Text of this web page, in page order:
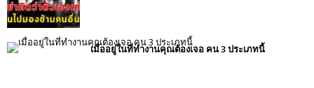
เมื่ออยู่ในที่ทำงานคุณต้องเจอ คน 3 ประเภทนี้